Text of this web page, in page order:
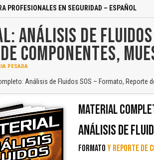
PROFESIONALES EN SEGURIDAD – ESPAÑOL
ANÁLISIS DE
COMPONENTES,
PESADA
Análisis de Fluidos SOS – Formato, Reporte
MATERIAL
ANÁLISIS DE
FORMATOY REPORTE DE